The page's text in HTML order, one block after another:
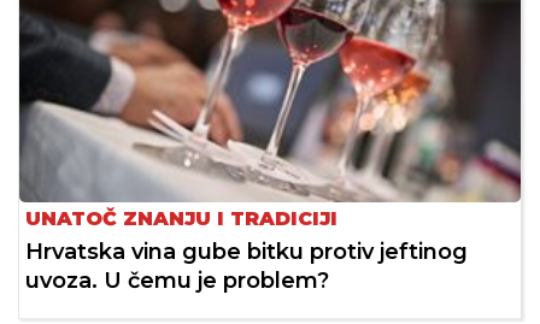
UNATOČ ZNANJU I TRADICIJI
Hrvatska vina gube bitku protiv jeftinog
uvoza. U čemu je problem?